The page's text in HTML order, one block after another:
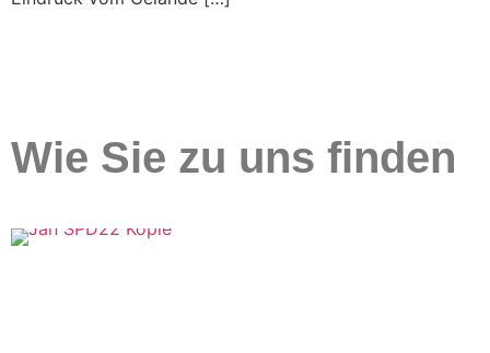
Wie Sie zu uns finden